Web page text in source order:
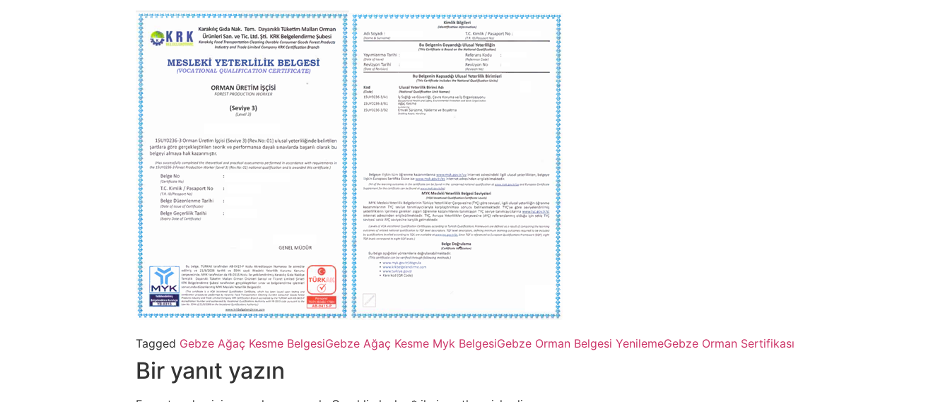
Tagged Gebze Ağaç Kesme BelgesiGebze Ağaç Kesme Myk BelgesiGebze Orman Belgesi YenilemeGebze Orman Sertifikası
Bir yanıt yazın